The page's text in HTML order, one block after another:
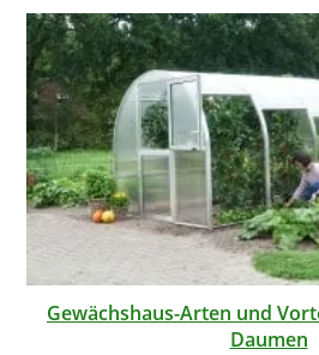
Gewächshaus-Arten und
Daumen